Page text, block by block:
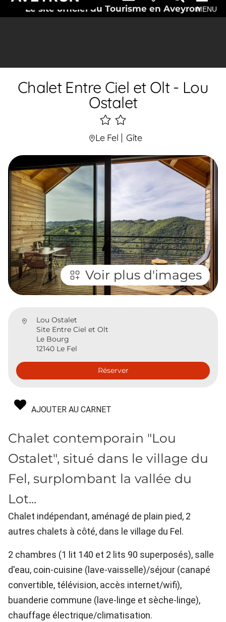
Le site officiel du Tourisme en AveyronMENU
Chalet Entre Ciel et Olt - Lou
Ostalet
2
étoiles
Le Fel Gîte
Voir plus d'images
Lou Ostalet
Site Entre Ciel et Olt
Le Bourg
12140 Le Fel
Réserver
AJOUTER AU CARNET
Chalet contemporain "Lou
Ostalet", situé dans le village du
Fel, surplombant la vallée du
Lot...
Chalet indépendant, aménagé de plain pied, 2
autres chalets à côté, dans le village du Fel.
2 chambres (1 lit 140 et 2 lits 90 superposés), salle
d'eau, coin-cuisine (lave-vaisselle)/séjour (canapé
convertible, télévision, accès internet/wifi),
buanderie commune (lave-linge et sèche-linge),
chauffage électrique/climatisation.